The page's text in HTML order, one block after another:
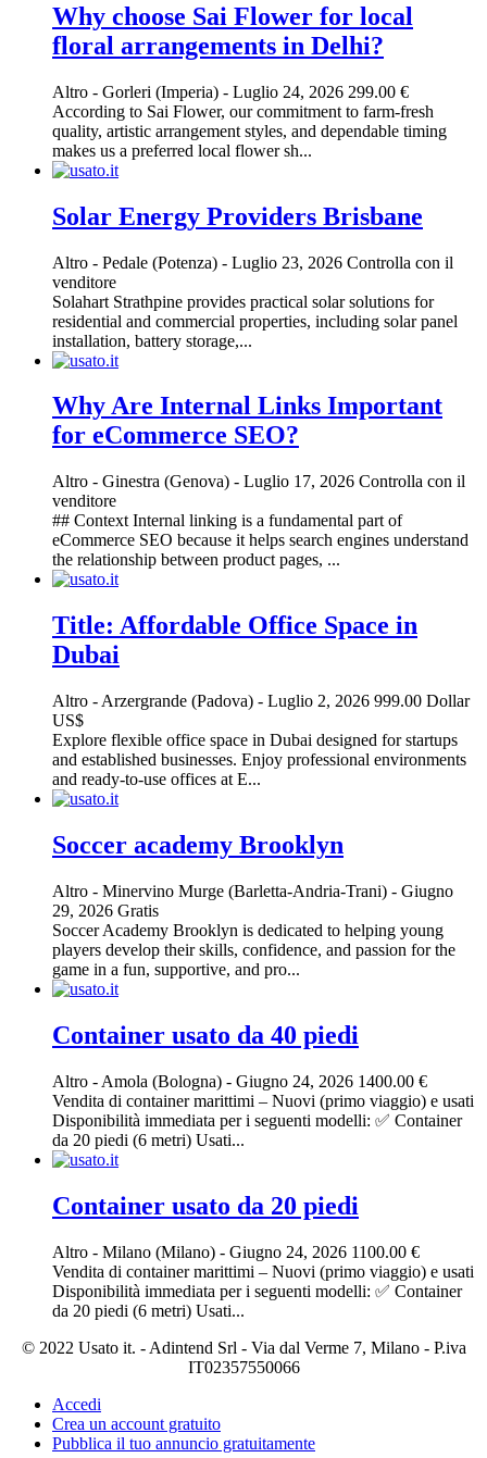
Why choose Sai Flower for local
floral arrangements in Delhi?
Altro - Gorleri (Imperia) - Luglio 24, 2026 299.00 €
According to Sai Flower, our commitment to farm-fresh
quality, artistic arrangement styles, and dependable timing
makes us a preferred local flower sh...
Solar Energy Providers Brisbane
Altro - Pedale (Potenza) - Luglio 23, 2026 Controlla con il
venditore
Solahart Strathpine provides practical solar solutions for
residential and commercial properties, including solar panel
installation, battery storage,...
Why Are Internal Links Important
for eCommerce SEO?
Altro - Ginestra (Genova) - Luglio 17, 2026 Controlla con il
venditore
## Context Internal linking is a fundamental part of
eCommerce SEO because it helps search engines understand
the relationship between product pages, ...
Title: Affordable Office Space in
Dubai
Altro - Arzergrande (Padova) - Luglio 2, 2026 999.00 Dollar
US$
Explore flexible office space in Dubai designed for startups
and established businesses. Enjoy professional environments
and ready-to-use offices at E...
Soccer academy Brooklyn
Altro - Minervino Murge (Barletta-Andria-Trani) - Giugno
29, 2026 Gratis
Soccer Academy Brooklyn is dedicated to helping young
players develop their skills, confidence, and passion for the
game in a fun, supportive, and pro...
Container usato da 40 piedi
Altro - Amola (Bologna) - Giugno 24, 2026 1400.00 €
Vendita di container marittimi – Nuovi (primo viaggio) e usati
Disponibilità immediata per i seguenti modelli: ✅ Container
da 20 piedi (6 metri) Usati...
Container usato da 20 piedi
Altro - Milano (Milano) - Giugno 24, 2026 1100.00 €
Vendita di container marittimi – Nuovi (primo viaggio) e usati
Disponibilità immediata per i seguenti modelli: ✅ Container
da 20 piedi (6 metri) Usati...
© 2022 Usato it. - Adintend Srl - Via dal Verme 7, Milano - P.iva
IT02357550066
Accedi
Crea un account gratuito
Pubblica il tuo annuncio gratuitamente